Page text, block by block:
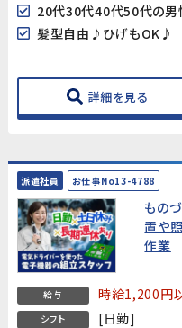
20代30代40代50代の
髪型自由♪ひげもOK♪
詳細を見る
派遣社員 お仕事No13-4788
もの
置や
作業
給与 時給1,200円
シフト [日勤]